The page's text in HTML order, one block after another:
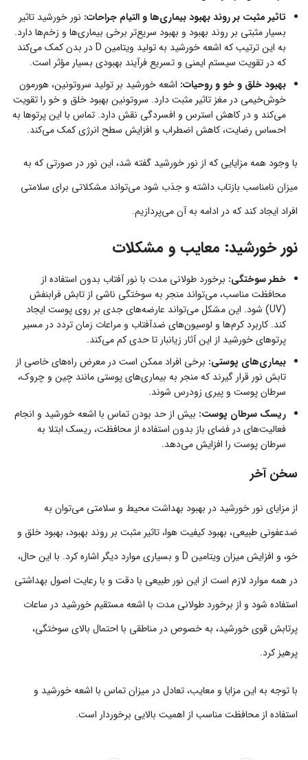
تاثیر مثبت بر روند بهبود بیماری‌ها و التیام جراحات: نور خورشید تاثیر
بسیار مثبتی بر روند بهبود و بهبود سریع‌تر برخی بیماری‌ها و زخم‌ها دارد.
به این ترتیب که اشعه خورشید به تولید ویتامین D در بدن کمک می‌کند
که در تقویت سیستم ایمنی و تسریع فرآیند بهبودی بسیار مؤثر است.
بهبود خلق و خو و روحیات: اشعه خورشید بر تولید سروتونین، هورمون
خوش‌خیمی در مغز تاثیر مثبت دارد. سروتونین بهبود خلق و خو را تقویت
می‌کند و در کاهش استرس و افسردگی نقش دارد. تماس با این پرتوها به
احساس رضایت، کاهش اضطراب و افزایش سطح انرژی کمک می‌کند.
با وجود همه مزایایی که از نور خورشید گفته شد، این نور در صورتی که به
میزان نامناسب بازتاب داشته و جذب شود می‌تواند مشکلاتی برای سلامتی
افراد ایجاد کند که در ادامه به آن می‌پردازیم.
نور خورشید: معایب و مشکلات
خطر سوختگی: برخورد طولانی مدت با نور آفتاب بدون استفاده از
محافظت مناسب، می‌تواند منجر به سوختگی ناشی از تابش فرابنفش
(UV) شود. این مشکل می‌تواند عارضه‌های جدی بر روی پوست ایجاد
کند. کاربرد کرم‌ها و لوسیون‌های ضدآفتاب و مراعات زمان تردد در مسیر
پرتوهای خورشید از این آثار زیانبار تا حدی کم می‌کند.
بیماری‌های پوستی: برخی افراد ممکن است در معرض راه‌های خاصی از
تابش نور قرار گیرند که منجر به بیماری‌های پوستی مانند چین و چروک،
سرطان پوست و پیری زودرس شوند.
ریسک سرطان پوست: بیش از حد بودن تماس با اشعه خورشید و انجام
فعالیت‌های در فضای باز بدون استفاده از محافظت، ریسک ابتلا به
سرطان پوست را افزایش می‌دهد.
سخن آخر
از مزایای نور خورشید در بهبود بهداشت محیط و سلامتی می‌توان به
ضدعفونی طبیعی، بهبود کیفیت هوا، تاثیر مثبت بر روند بهبود، بهبود خلق و
خو، و افزایش میزان ویتامین D و بسیاری موارد دیگر اشاره کرد. با این حال،
در همه موارد لازم است از این نور طبیعی با دقت و با رعایت اصول بهداشتی
استفاده شود و از برخورد طولانی مدت با اشعه مستقیم خورشید در ساعات
پرتابش قوی خورشید، به خصوص در مناطقی با احتمال بالای سوختگی،
پرهیز کرد.
با توجه به این مزایا و معایب، تعادل در میزان تماس با اشعه خورشید و
استفاده از محافظت مناسب از اهمیت بالایی برخوردار است.